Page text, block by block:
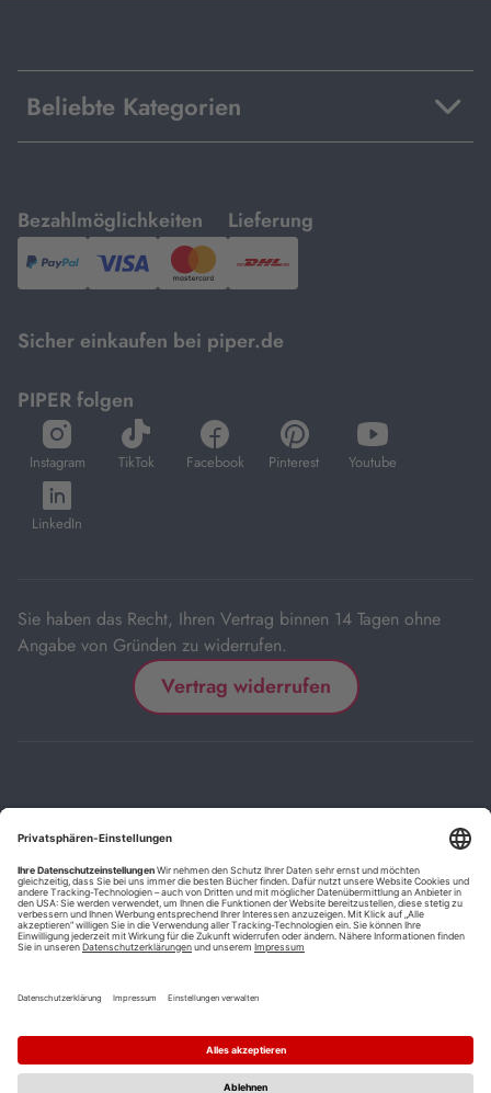
Beliebte Kategorien
Bezahlmöglichkeiten
mit
PayPal,Visa
und
Lieferung
mit
DHL.
Sicher einkaufen bei piper.de
PIPER folgen
Instagram
öffnet
in
neuem
Tab
TikTok
öffnet
in
Facebook
öffnet
in
Pinterest
öffnet
in
Youtube
öffnet
in
LinkedIn
öffnet
in
Sie haben das Recht, Ihren Vertrag binnen 14 Tagen ohne
Angabe von Gründen zu widerrufen.
Vertrag widerrufen
BarrierefreiheitserklärungCookie-Einstellungen
*
Die mit Sternchen (*) gekennzeichneten Links sind Affiliate-Links.
Wenn Sie auf einen solchen Link klicken und auf der Zielseite etwas
kaufen, bekommen wir vom betreffenden Anbieter oder Online-Shop
Kauf oder Preis.
Mehrwertsteuer.
Versand innerhalb Deutschlands versandkostenfrei ab 9,00 €
Bestellwert.